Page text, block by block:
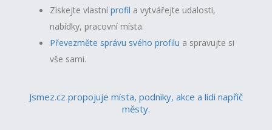
Získejte vlastníprofil a vytvářejte udalosti,
nabídky, pracovní místa.
Převezměte správu svého profilu a spravujte si
vše sami.
Jsmez.cz propojuje místa, podniky, akce a lidi napříč
městy.